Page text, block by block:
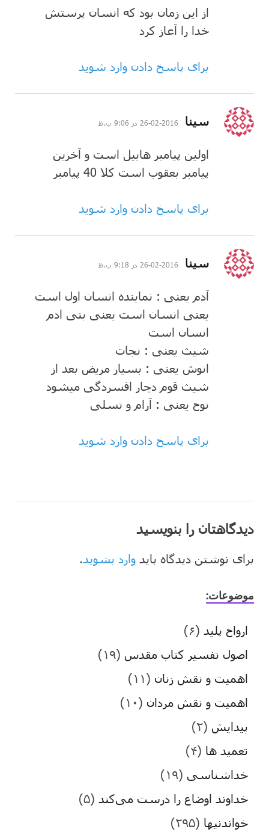
از این زمان بود که انسان پرستش
خدا را آعاز کرد
برای پاسخ دادن وارد شوید
سینا گفت:
2016-02-26 در 9:06 ب.ظ
اولین پیامبر هابیل است و آخرین
پیامبر بعقوب است کلا 40 پیامبر
برای پاسخ دادن وارد شوید
سینا گفت:
2016-02-26 در 9:18 ب.ظ
آدم یعنی : نماینده انسان اول است
یعنی انسان است یعنی بنی ادم
انسان است
شیث یعنی : نجات
انوش یعنی : بسیار مریض بعد از
شیث قوم دچار افسردگی میشود
نوح یعنی : آرام و تسلی
برای پاسخ دادن وارد شوید
دیدگاهتان را بنویسید
برای نوشتن دیدگاه باید وارد بشوید.
موضوعات:
ارواح پلید (۶)
اصول تفسیر کتاب مقدس (۱۹)
اهمیت و نقش زنان (۱۱)
اهمیت و نقش مردان (۱۰)
پیدایش (۲)
تعمید ها (۴)
خداشناسی (۱۹)
خداوند اوضاع را درست می‌کند (۵)
خواندنیها (۲۹۵)